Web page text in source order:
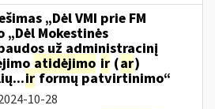
„Dėl VMI prie FM
Mokestinės
už administracinį
atidėjimo ir (ar)
irformų patvirtinimo“
10-28